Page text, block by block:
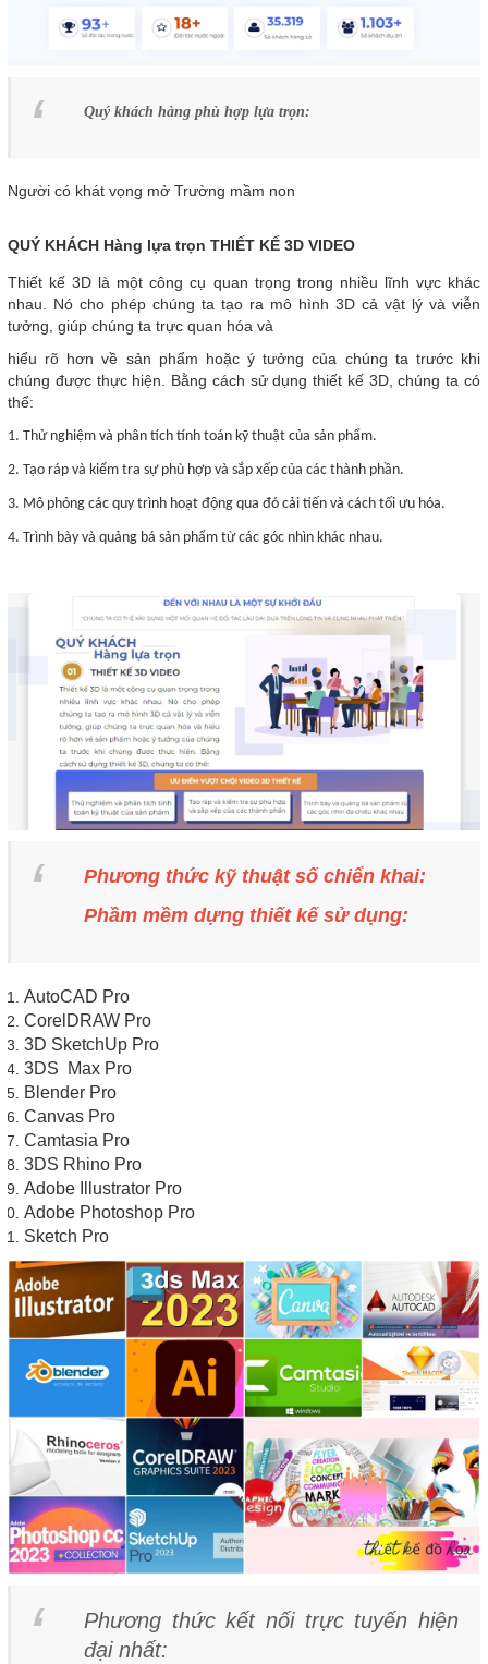
Quý khách hàng phù hợp lựa trọn:
Người có khát vọng mở Trường mầm non
QUÝ KHÁCH Hàng lựa trọn THIẾT KẾ 3D VIDEO
Thiết kế 3D là một công cụ quan trọng trong nhiều lĩnh vực khác
nhau. Nó cho phép chúng ta tạo ra mô hình 3D cả vật lý và viễn
tưởng, giúp chúng ta trực quan hóa và
hiểu rõ hơn về sản phẩm hoặc ý tưởng của chúng ta trước khi
chúng được thực hiện. Bằng cách sử dụng thiết kế 3D, chúng ta có
thể:
1. Thử nghiệm và phân tích tính toán kỹ thuật của sản phẩm.
2. Tạo ráp và kiểm tra sự phù hợp và sắp xếp của các thành phần.
3. Mô phỏng các quy trình hoạt động qua đó cải tiến và cách tối ưu hóa.
4. Trình bày và quảng bá sản phẩm từ các góc nhìn khác nhau.
Phương thức kỹ thuật số chiển khai:
Phầm mềm dựng thiết kế sử dụng:
AutoCAD Pro
CorelDRAW Pro
3D SketchUp Pro
3DS Max Pro
Blender Pro
Canvas Pro
Camtasia Pro
3DS Rhino Pro
Adobe Illustrator Pro
Adobe Photoshop Pro
Sketch Pro
Phương thức kết nối trực tuyến hiện
đại nhất: